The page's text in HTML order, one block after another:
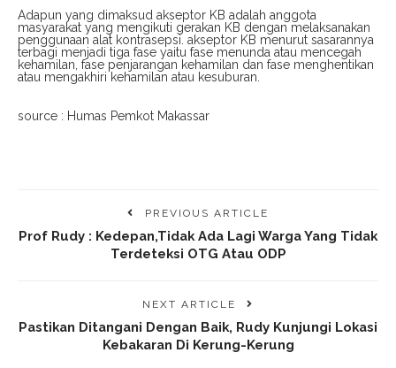
Adapun yang dimaksud akseptor KB adalah anggota
masyarakat yang mengikuti gerakan KB dengan melaksanakan
penggunaan alat kontrasepsi. akseptor KB menurut sasarannya
terbagi menjadi tiga fase yaitu fase menunda atau mencegah
kehamilan, fase penjarangan kehamilan dan fase menghentikan
atau mengakhiri kehamilan atau kesuburan.
source : Humas Pemkot Makassar
PREVIOUS ARTICLE
Prof Rudy : Kedepan,Tidak Ada Lagi Warga Yang Tidak
Terdeteksi OTG Atau ODP
NEXT ARTICLE
Pastikan Ditangani Dengan Baik, Rudy Kunjungi Lokasi
Kebakaran Di Kerung-Kerung